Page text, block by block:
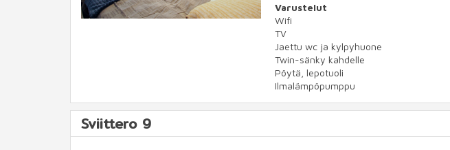
Varustelut
Wifi
TV
Jaettu wc ja kylpyhuone
Twin-sänky kahdelle
Pöytä, lepotuoli
Ilmalämpöpumppu
Sviittero 9